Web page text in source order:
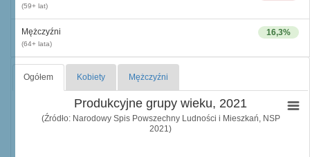
(59+ lat)
16,3%
Mężczyźni
(64+ lata)
Ogółem Kobiety Mężczyźni
Produkcyjne grupy wieku, 2021
(Źródło: Narodowy Spis Powszechny Ludności i Mieszkań, NSP
2021)